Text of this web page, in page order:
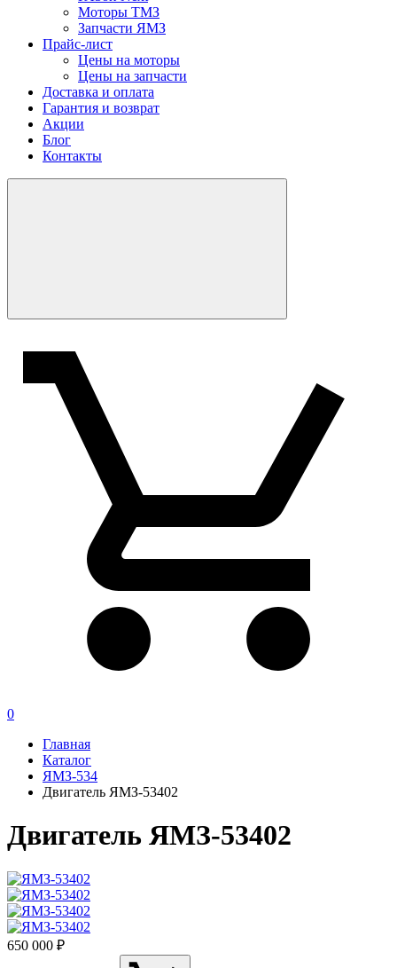
Моторы ТМЗ
Запчасти ЯМЗ
Прайс-лист
Цены на моторы
Цены на запчасти
Доставка и оплата
Гарантия и возврат
Акции
Блог
Контакты
0
Главная
Каталог
ЯМЗ-534
Двигатель ЯМЗ-53402
Двигатель ЯМЗ-53402
650 000 ₽